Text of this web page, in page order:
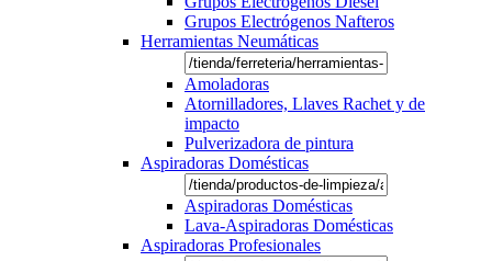
Grupos Electrógenos Nafteros
Herramientas Neumáticas
Amoladoras
Atornilladores, Llaves Rachet y de
impacto
Pulverizadora de pintura
Aspiradoras Domésticas
Aspiradoras Domésticas
Lava-Aspiradoras Domésticas
Aspiradoras Profesionales